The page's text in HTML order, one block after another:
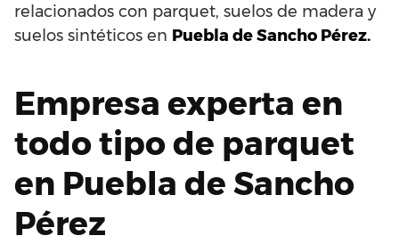
relacionados con parquet, suelos de madera y
suelos sintéticos en Puebla de Sancho Pérez.
Empresa experta en
todo tipo de parquet
en Puebla de Sancho
Pérez